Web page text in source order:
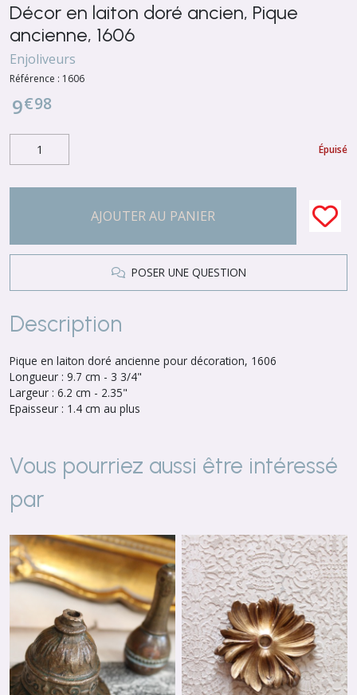
Décor en laiton doré ancien, Pique
ancienne, 1606
Enjoliveurs
Référence : 1606
9€98
Épuisé
AJOUTER AU PANIER
POSER UNE QUESTION
Description
Pique en laiton doré ancienne pour décoration, 1606
Longueur : 9.7 cm - 3 3/4"
Largeur : 6.2 cm - 2.35"
Epaisseur : 1.4 cm au plus
Vous pourriez aussi être intéressé
par